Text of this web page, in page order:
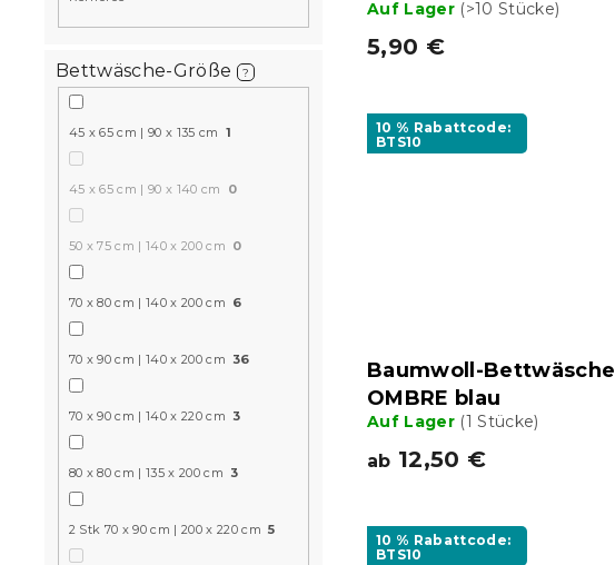
Bettwäsche-Größe ?
45 x 65 cm | 90 x 135 cm 1
45 x 65 cm | 90 x 140 cm 0
50 x 75 cm | 140 x 200 cm 0
70 x 80 cm | 140 x 200 cm 6
70 x 90 cm | 140 x 200 cm 36
70 x 90 cm | 140 x 220 cm 3
80 x 80 cm | 135 x 200 cm 3
2 Stk 70 x 90 cm | 200 x 220 cm 5
Auf Lager (>10 Stücke)
5,90 €
10 % Rabattcode:
BTS10
Baumwoll-Bettwäsche
OMBRE blau
Auf Lager (1 Stücke)
ab 12,50 €
10 % Rabattcode:
BTS10